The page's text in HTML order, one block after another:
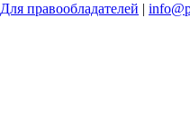
Для правообладателей |